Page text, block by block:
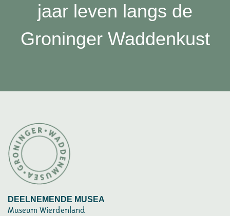
jaar leven langs de
Groninger Waddenkust
DEELNEMENDE MUSEA
Museum Wierdenland